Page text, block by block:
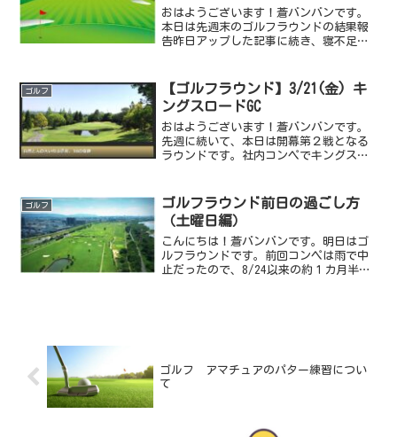
おはようございます！蒼バンバンです。
本日は先週末のゴルフラウンドの結果報
告昨日アップした記事に続き、寝不足ラ
と気にしながらの辛いラウンドでした
が、今回は酷暑を避けるめた...
ゴルフ
【ゴルフラウンド】3/21(金) キ
ングスロードGC
おはようございます！蒼バンバンです。
先週に続いて、本日は開幕第２戦となる
ラウンドです。社内コンペでキングスロ
ースですが、何と言っても距離が長
い。・FRONT TEE（...
ゴルフ
ゴルフラウンド前日の過ごし方
（土曜日編）
こんにちは！蒼バンバンです。明日はゴ
ルフラウンドです。前回コンペは雨で中
止だったので、8/24以来の約１カ月半ぶ
ゴルフ アマチュアのパター練習につい
て